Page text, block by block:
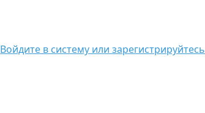
Войдите в систему или зарегистрируйтесь